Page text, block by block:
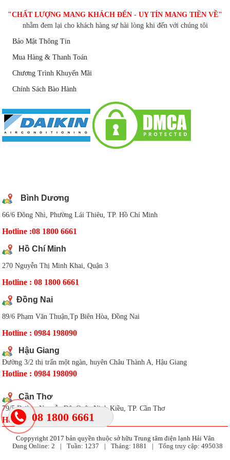
"CHẤT LƯỢNG MANG KHÁCH ĐẾN - UY TÍN MANG TIỀN VỀ"
nhằm đem lại cho khách hàng sự hài lòng khi đến với chúng tôi
Bảo Mật Thông Tin
Mua Hàng & Thanh Toán
Chương Trình Khuyến Mãi
Chính Sách Bào Hành
Bình Dương
66/6 Đông Nhì, Phường Lái Thiêu, TP. Hồ Chí Minh
Hotline :08 1800 6661
Hồ Chí Minh
270 Nguyễn Thị Minh Khai, Quận 3
Hotline : 08 1800 6661
Đồng Nai
89/6 Phạm Văn Thuận,Tp Biên Hòa, Đồng Nai
Hotline : 0984 198090
Hậu Giang
Đường 3/2 thị trấn một ngàn, huyên Châu Thành A, Hậu Giang
Hotline : 0984 198090
Cần Thơ
79/5 Đường Nguyễn Đệ, Quận Ninh Kiều, TP. Cần Thơ
Hotline : 0984 19 80 90
Coppyright 2017 bản quyền thuộc sở hữu Trung tâm điện lạnh Hải Vân
Đang Online: 2 | Tuần: 1237 | Tháng: 1881 | Tổng truy cập: 495038
08 1800 6661